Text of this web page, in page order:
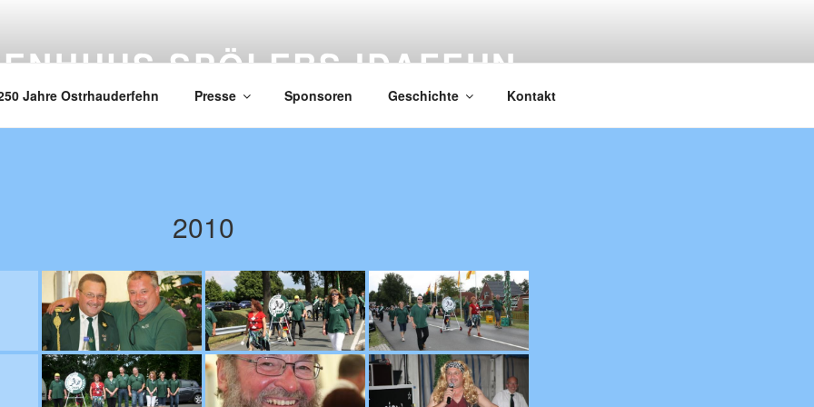
SPÖLERS IDAFEHN
Jahre Ostrhauderfehn Presse Sponsoren Geschichte Kontakt
2010